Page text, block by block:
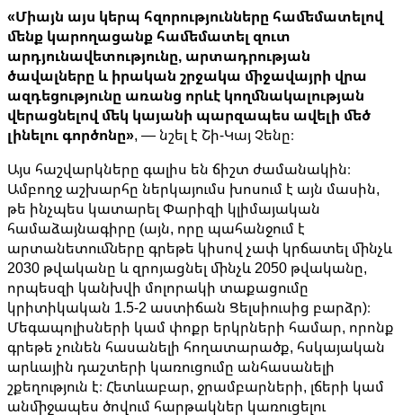
«Միայն այս կերպ հզորությունները համեմատելով
մենք կարողացանք համեմատել զուտ
արդյունավետությունը, արտադրության
ծավալները և իրական շրջակա միջավայրի վրա
ազդեցությունը առանց որևէ կողմնակալության
վերացնելով մեկ կայանի պարզապես ավելի մեծ
լինելու գործոնը», — նշել է Շի-Կայ Չենը։
Այս հաշվարկները գալիս են ճիշտ ժամանակին։
Ամբողջ աշխարհը ներկայումս խոսում է այն մասին,
թե ինչպես կատարել Փարիզի կլիմայական
համաձայնագիրը (այն, որը պահանջում է
արտանետումները գրեթե կիսով չափ կրճատել մինչև
2030 թվականը և զրոյացնել մինչև 2050 թվականը,
որպեսզի կանխվի մոլորակի տաքացումը
կրիտիկական 1.5-2 աստիճան Ցելսիուսից բարձր)։
Մեգապոլիսների կամ փոքր երկրների համար, որոնք
գրեթե չունեն հասանելի հողատարածք, հսկայական
արևային դաշտերի կառուցումը անհասանելի
շքեղություն է։ Հետևաբար, ջրամբարների, լճերի կամ
անմիջապես ծովում հարթակներ կառուցելու